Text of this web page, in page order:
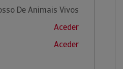
De Animais Vivos
Aceder
Aceder